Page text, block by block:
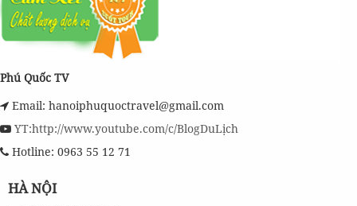
Phú Quốc TV
Email: hanoiphuquoctravel@gmail.com
YT:http://www.youtube.com/c/BlogDuLịch
Hotline: 0963 55 12 71
HÀ NỘI